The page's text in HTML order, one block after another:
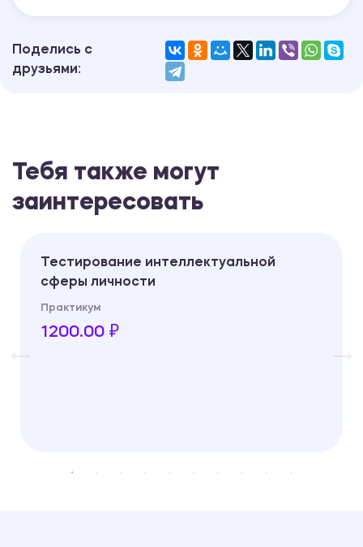
Поделись с
друзьями:
Тебя также могут
заинтересовать
Тестирование интеллектуальной
сферы личности
Практикум
1200.00 ₽